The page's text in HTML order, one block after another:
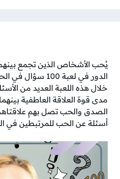
يُحب الأشخاص الذين تجمع
الدور في لعبة 100
خلال هذه اللعبة العديد من
مدى قوة العلاقة العاطفية
الصدق والحب تصل بهم علاقتاهم
أسئلة عن الحب للمرتبطين في